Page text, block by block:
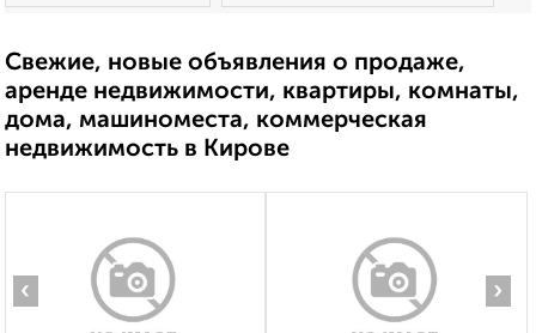
Свежие, новые объявления о продаже,
аренде недвижимости, квартиры, комнаты,
дома, машиноместа, коммерческая
недвижимость в Кирове
‹ ›